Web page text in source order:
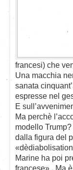
francesi) che
Una macchia
sanata
espresse nel
E
Ma perchè
modello
dalla figura del
Marine ha poi
francese» . Ma